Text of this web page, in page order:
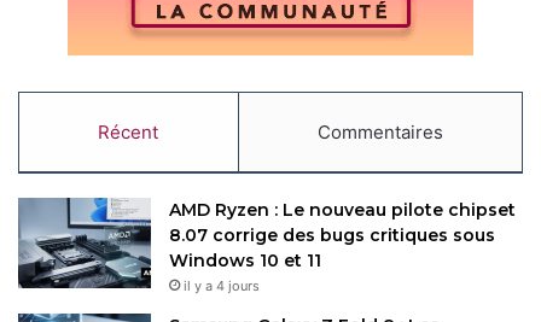
Récent Commentaires
AMD Ryzen : Le nouveau pilote chipset
8.07 corrige des bugs critiques sous
Windows 10 et 11
il y a 4 jours